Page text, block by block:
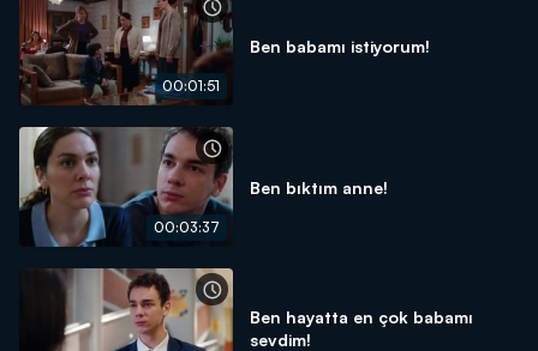
00:01:51
Ben babamı istiyorum!
00:03:37
Ben bıktım anne!
Ben hayatta en çok babamı
sevdim!